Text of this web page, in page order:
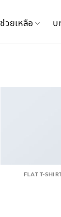
ช่วยเหลือ บ
FLAT T-